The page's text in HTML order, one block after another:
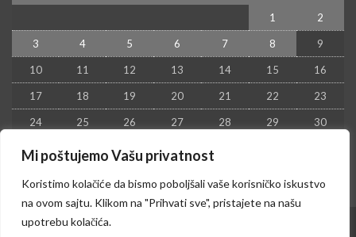
Mi poštujemo Vašu privatnost
Koristimo kolačiće da bismo poboljšali vaše korisničko iskustvo
na ovom sajtu. Klikom na "Prihvati sve", pristajete na našu
upotrebu kolačića.
1
2
3 4 5 6 7 8 9
10 11 12 13 14 15 16
17 18 19 20 21 22 23
24 25 26 27 28 29 30
31